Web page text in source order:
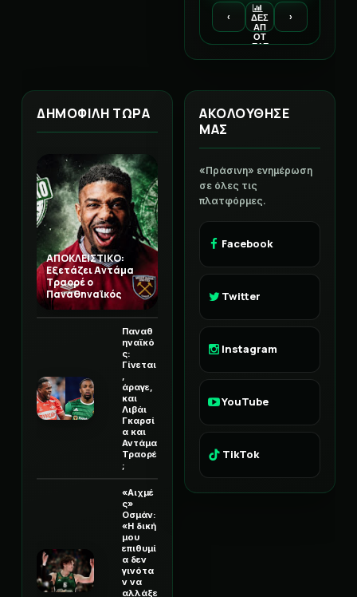
‹
ΔΕΣ
ΑΠ
ΟΤ
ΕΛΕ
›
ΔΗΜΟΦΙΛΗ ΤΩΡΑ
ΑΠΟΚΛΕΙΣΤΙΚΟ:
Εξετάζει Αντάμα
Τραορέ ο
Παναθηναϊκός
Παναθ
ηναϊκό
ς:
Γίνεται
άραγε,
και
Λιβάι
Γκαρσί
α και
Αντάμα
Τραορέ
;
«Αιχμέ
ς»
Οσμάν:
«Η δική
μου
επιθυμί
α δεν
γινότα
ν να
αλλάξε
ΑΚΟΛΟΥΘΗΣΕ
ΜΑΣ
«Πράσινη» ενημέρωση
σε όλες τις
πλατφόρμες.
Facebook
Twitter
Instagram
YouTube
TikTok